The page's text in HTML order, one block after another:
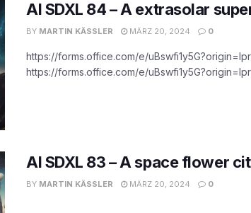
AI SDXL 84 – A extrasolar
BY MARTIN KÄSSLER MÄRZ 20, 2024 0
https://forms.office.com/e/
https://forms.office.com/e/
AI SDXL 83 – A space flower
BY MARTIN KÄSSLER MÄRZ 20, 2024 0